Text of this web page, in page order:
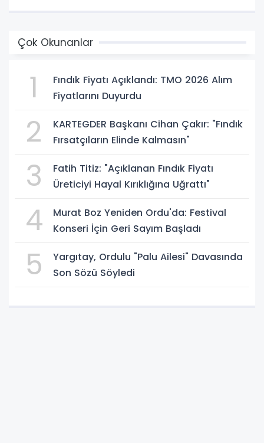
Çok Okunanlar
1
Fındık Fiyatı Açıklandı: TMO 2026 Alım
Fiyatlarını Duyurdu
2
KARTEGDER Başkanı Cihan Çakır: "Fındık
Fırsatçıların Elinde Kalmasın"
3
Fatih Titiz: "Açıklanan Fındık Fiyatı
Üreticiyi Hayal Kırıklığına Uğrattı"
4
Murat Boz Yeniden Ordu'da: Festival
Konseri İçin Geri Sayım Başladı
5
Yargıtay, Ordulu "Palu Ailesi" Davasında
Son Sözü Söyledi